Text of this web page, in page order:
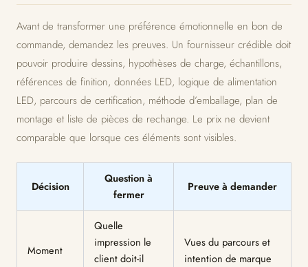
Avant de transformer une préférence émotionnelle en bon de
commande, demandez les preuves. Un fournisseur crédible doit
pouvoir produire dessins, hypothèses de charge, échantillons,
références de finition, données LED, logique de alimentation
LED, parcours de certification, méthode d’emballage, plan de
montage et liste de pièces de rechange. Le prix ne devient
comparable que lorsque ces éléments sont visibles.
Décision
Question à
fermer
Preuve à demander
Moment
Quelle
impression le
client doit-il
Vues du parcours et
intention de marque